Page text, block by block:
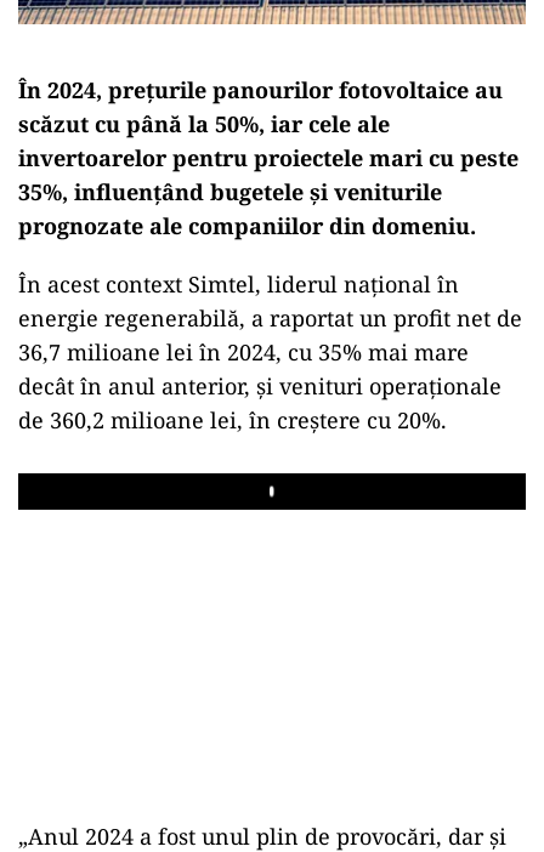
În 2024, prețurile panourilor fotovoltaice au
scăzut cu până la 50%, iar cele ale
invertoarelor pentru proiectele mari cu peste
35%, influențând bugetele și veniturile
prognozate ale companiilor din domeniu.
În acest context Simtel, liderul național în
energie regenerabilă, a raportat un profit net de
36,7 milioane lei în 2024, cu 35% mai mare
decât în anul anterior, și venituri operaționale
de 360,2 milioane lei, în creștere cu 20%.
Play
„Anul 2024 a fost unul plin de provocări, dar și